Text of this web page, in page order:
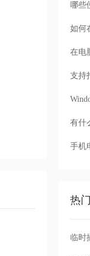
哪些
如何
在电
支持
有什
手机
热